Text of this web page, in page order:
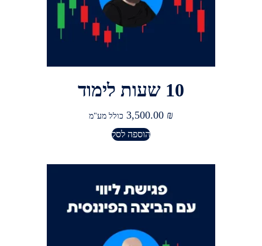
10 שעות לימוד
3,500.00 ₪ כולל מע"מ
הוספה לסל